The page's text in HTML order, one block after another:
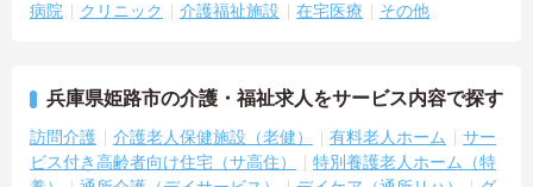
病院 クリニック 介護福祉施設 在宅医療 その他
兵庫県姫路市の介護・福祉求人をサービス内容で探す
訪問介護 介護老人保健施設（老健） 有料老人ホーム
サー
ビス付き高齢者向け住宅（サ高住）
特別養護老人ホーム（特